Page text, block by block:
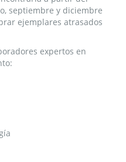
septiembre y diciembre
ejemplares atrasados
expertos en